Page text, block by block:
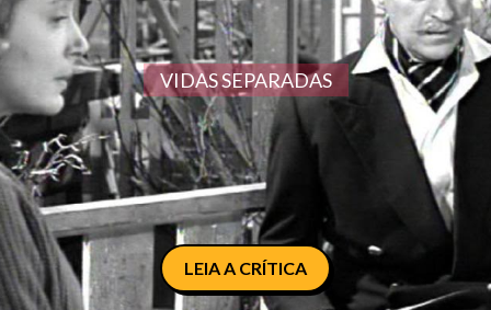
VIDAS SEPARADAS
LEIA A CRÍTICA